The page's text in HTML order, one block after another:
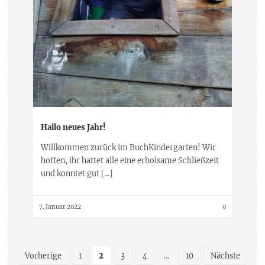
Hallo neues Jahr!
Willkommen zurück im BuchKindergarten! Wir
hoffen, ihr hattet alle eine erholsame Schließzeit
und konntet gut […]
7. Januar 2022 0
Vorherige 1 2 3 4 … 10 Nächste